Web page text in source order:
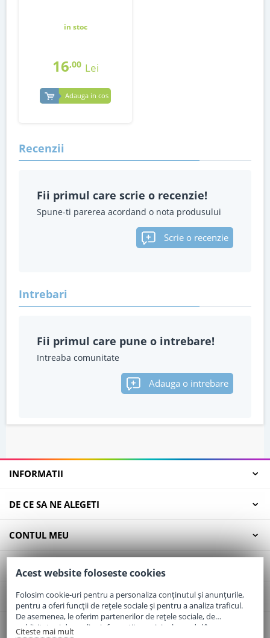
in stoc
16,00 Lei
Adauga in cos
Recenzii
Fii primul care scrie o recenzie!
Spune-ti parerea acordand o nota produsului
Scrie o recenzie
Intrebari
Fii primul care pune o intrebare!
Intreaba comunitate
Adauga o intrebare
INFORMATII
DE CE SA NE ALEGETI
CONTUL MEU
SERVICII CLIENTI
CONTACT
Email:office@elaptepraf.ro
Acest website foloseste cookies
Folosim cookie-uri pentru a personaliza conținutul și anunțurile,
pentru a oferi funcții de rețele sociale și pentru a analiza traficul.
De asemenea, le oferim partenerilor de rețele sociale, de
publicitate și de analize informații cu privire la modul în care
Citeste mai mult